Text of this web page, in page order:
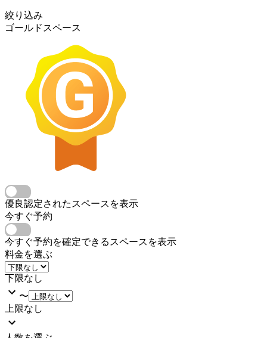
絞り込み
ゴールドスペース
優良認定されたスペースを表示
今すぐ予約
今すぐ予約を確定できるスペースを表示
料金を選ぶ
下限なし
〜
上限なし